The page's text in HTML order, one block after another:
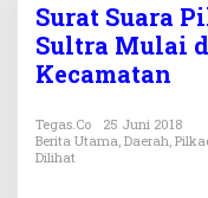
Surat Suara
Sultra Mulai
Kecamatan
Tegas.co
25 Juni 2018
Berita Utama, Daerah,
Dilihat